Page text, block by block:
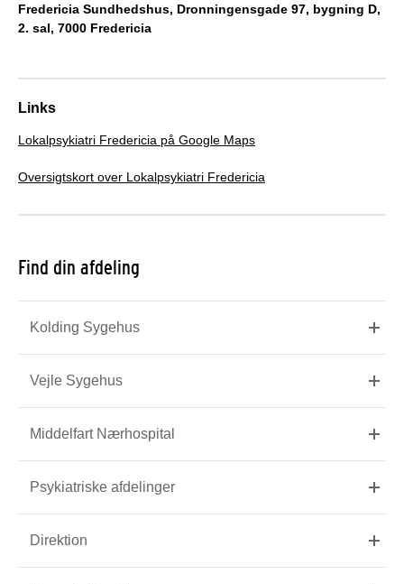
Links
Lokalpsykiatri Fredericia på Google Maps
Oversigtskort over Lokalpsykiatri Fredericia
Fredericia Sundhedshus, Dronningensgade 97, bygning D,
2. sal, 7000 Fredericia
Find din afdeling
Kolding Sygehus
Vejle Sygehus
Middelfart Nærhospital
Psykiatriske afdelinger
Direktion